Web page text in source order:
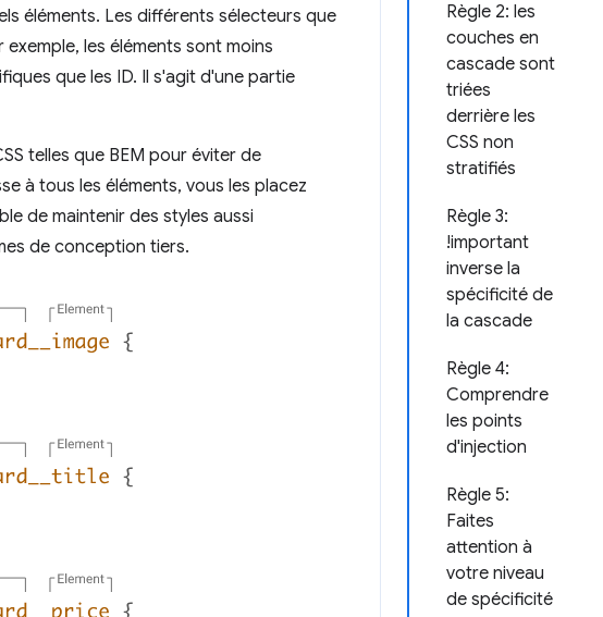
Règle 2: les
couches en
cascade sont
triées
derrière les
CSS non
stratifiés
Règle 3:
!important
inverse la
spécificité de
la cascade
Règle 4:
Comprendre
les points
d'injection
Règle 5:
Faites
attention à
votre niveau
de spécificité
éléments. Les différents sélecteurs que
les éléments sont moins
que les ID. Il s'agit d'une partie
telles que BEM pour éviter de
à tous les éléments, vous les placez
de maintenir des styles aussi
de conception tiers.